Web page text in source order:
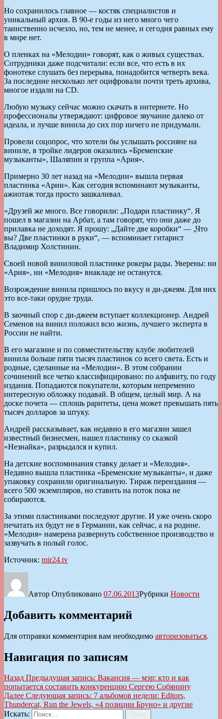
Но сохранилось главное — костяк специалистов и
уникальный архив. В 90-е годы из него много чего
таинственно исчезло, но, тем не менее, и сегодня равных ему
в мире нет.
О пленках на «Мелодии» говорят, как о живых существах.
Сотрудники даже подсчитали: если все, что есть в их
фонотеке слушать без перерыва, понадобится четверть века.
За последние несколько лет оцифровали почти треть архива,
многое издали на СD.
Любую музыку сейчас можно скачать в интернете. Но
профессионалы утверждают: цифровое звучание далеко от
идеала, и лучше винила до сих пор ничего не придумали.
Провели соцопрос, что хотели бы услышать россияне на
виниле, в тройке лидеров оказались «Бременские
музыканты», Шаляпин и группа «Ария».
Примерно 30 лет назад на «Мелодии» вышла первая
пластинка «Арии». Как сегодня вспоминают музыканты,
ажиотаж тогда просто зашкаливал.
«Друзей же много. Все говорили: „Подари пластинку“. Я
пошел в магазин на Арбат, а там говорят, что они даже до
прилавка не доходят. Я прошу: „Дайте две коробки“ — „Что
вы? Две пластинки в руки“, — вспоминает гитарист
Владимир Холстинин.
Своей новой виниловой пластинке рокеры рады. Уверены: ни
«Ария», ни «Мелодия» внакладе не останутся.
Возрождение винила пришлось по вкусу и ди-джеям. Для них
это все-таки орудие труда.
В заочный спор с ди-джеем вступает коллекционер. Андрей
Семенов на винил положил всю жизнь, лучшего эксперта в
России не найти.
В его магазине и по совместительству клубе любителей
винила больше пяти тысяч пластинок со всего света. Есть и
родные, сделанные на «Мелодии». В этом собрании
сочинений все четко классифицировано: по алфавиту, по году
издания. Попадаются покупатели, которым непременно
интересную обложку подавай. В общем, целый мир. А на
доске почета — сплошь раритеты, цена может превышать пять
тысяч долларов за штуку.
Андрей рассказывает, как недавно в его магазин зашел
известный бизнесмен, нашел пластинку со сказкой
«Незнайка», разрыдался и купил.
На детские воспоминания ставку делает и «Мелодия».
Недавно вышла пластинка «Бременские музыканты», и даже
упаковку сохранили оригинальную. Тираж переиздания —
всего 500 экземпляров, но ставить на поток пока не
собираются.
За этими пластинками последуют другие. И уже очень скоро
печатать их будут не в Германии, как сейчас, а на родине.
«Мелодия» намерена развернуть собственное производство и
зазвучать в полый голос.
Источник: mir24.tv
Автор Опубликовано 07.06.2013Рубрики Новости
Добавить комментарий
Для отправки комментария вам необходимо авторизоваться.
Навигация по записям
Назад Предыдущая запись: Вакансия — мэр: кто и как
попытается составить конкуренцию Сергею Собянину
Далее Следующая запись: 7 альбомов недели: Editors,
Thundercat, Run the Jewels, «4 позиции Бруно» и другие
Искать:
Поиск